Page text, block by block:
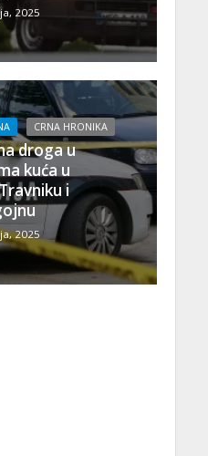
2025
CRNA HRONIKA
droga u
kuća u
i
2025